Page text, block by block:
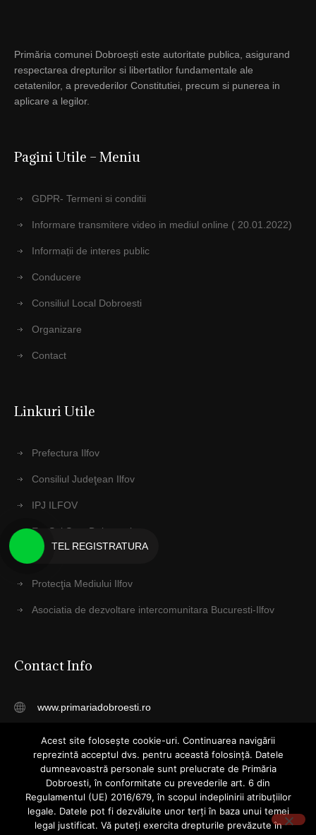
Primăria comunei Dobroești este autoritate publica, asigurand
respectarea drepturilor si libertatilor fundamentale ale
cetatenilor, a prevederilor Constitutiei, precum si punerea in
aplicare a legilor.
Pagini Utile – Meniu
GDPR- Termeni si conditii
Informare transmitere video in mediul online ( 20.01.2022)
Informații de interes public
Conducere
Consiliul Local Dobroesti
Organizare
Contact
Linkuri Utile
Prefectura Ilfov
Consiliul Judeţean Ilfov
IPJ ILFOV
EcoSal Serv Dobroesti
Anaf ILFOV
Protecţia Mediului Ilfov
Asociatia de dezvoltare intercomunitara Bucuresti-Ilfov
Contact Info
www.primariadobroesti.ro
registratura@primariadobroesti.ro
Telefon: 031 4055015
Str. Cuza Voda, Nr. 23, Dobroesti
Ilfov
077085
TEL REGISTRATURA
Acest site folosește cookie-uri. Continuarea navigării
reprezintă acceptul dvs. pentru această folosință. Datele
dumneavoastră personale sunt prelucrate de Primăria
Dobroesti, în conformitate cu prevederile art. 6 din
Regulamentul (UE) 2016/679, în scopul indeplinirii atribuțiilor
legale. Datele pot fi dezvăluite unor terți în baza unui temei
legal justificat. Vă puteți exercita drepturile prevăzute în